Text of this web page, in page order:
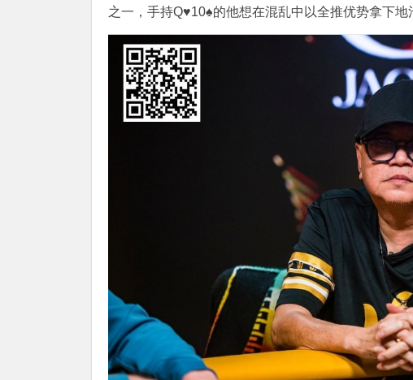
之一，手持Q♥10♠的他想在混乱中以全推优势拿下地